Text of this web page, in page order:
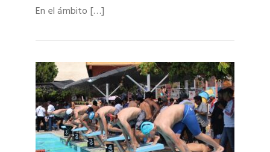
En el ámbito […]